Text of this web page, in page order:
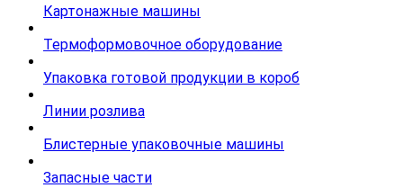
Картонажные машины
Термоформовочное оборудование
Упаковка готовой продукции в короб
Линии розлива
Блистерные упаковочные машины
Запасные части